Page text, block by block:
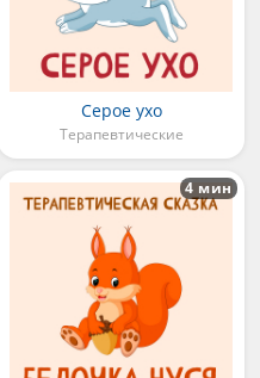
Серое ухо
Терапевтические
4 мин